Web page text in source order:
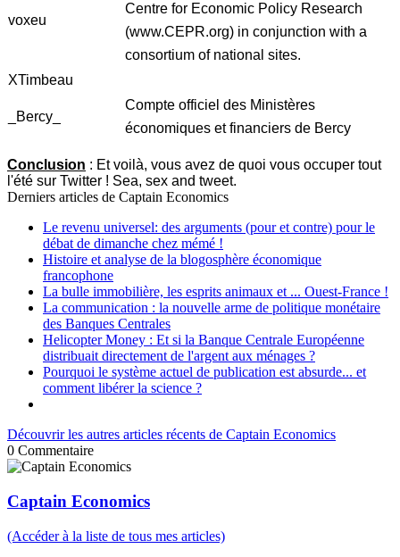
voxeu
Centre for Economic Policy Research
(www.CEPR.org) in conjunction with a
consortium of national sites.
XTimbeau
_Bercy_
Compte officiel des Ministères
économiques et financiers de Bercy
Conclusion : Et voilà, vous avez de quoi vous occuper tout
l'été sur Twitter ! Sea, sex and tweet.
Derniers articles de Captain Economics
Le revenu universel: des arguments (pour et contre) pour le
débat de dimanche chez mémé !
Histoire et analyse de la blogosphère économique
francophone
La bulle immobilière, les esprits animaux et ... Ouest-France !
La communication : la nouvelle arme de politique monétaire
des Banques Centrales
Helicopter Money : Et si la Banque Centrale Européenne
distribuait directement de l'argent aux ménages ?
Pourquoi le système actuel de publication est absurde... et
comment libérer la science ?
Découvrir les autres articles récents de Captain Economics
0 Commentaire
Captain Economics
(Accéder à la liste de tous mes articles)